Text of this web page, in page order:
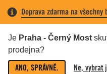
Doprava zdarma na všechny
Je Praha - Černý Most
prodejna?
ANO, SPRÁVNĚ. Ne, vybrat